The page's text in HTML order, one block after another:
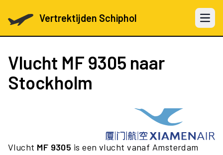
Vertrektijden Schiphol Open
Vlucht MF 9305 naar
Stockholm
Vlucht MF 9305 is een vlucht vanaf Amsterdam